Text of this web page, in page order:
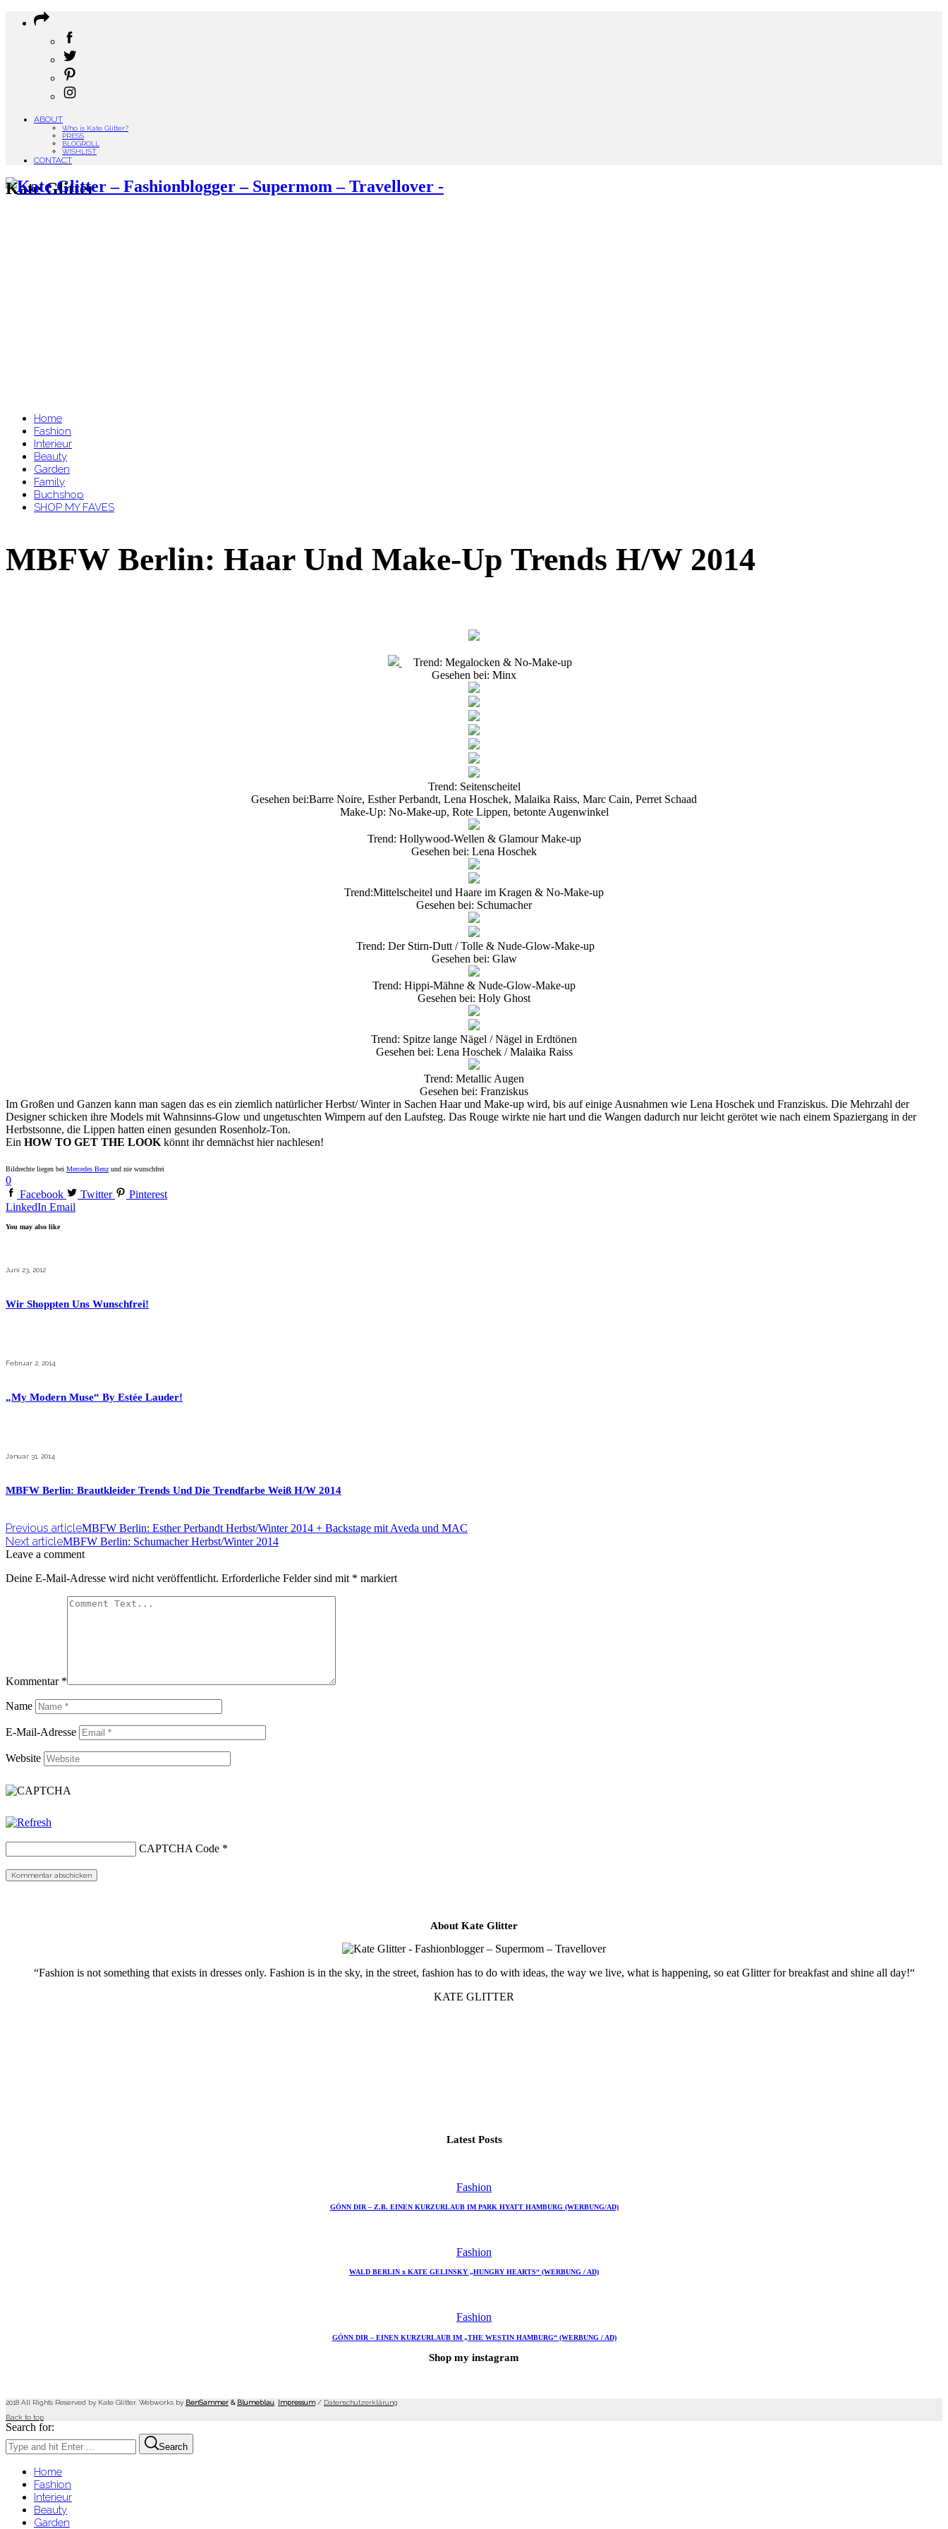
ABOUT
Who is Kate Glitter?
PRESS
BLOGROLL
WISHLIST
CONTACT
Kate Glitter
Home
Fashion
Interieur
Beauty
Garden
Family
Buchshop
SHOP MY FAVES
MBFW Berlin: Haar Und Make-Up Trends H/W 2014
Trend: Megalocken & No-Make-up
Gesehen bei: Minx
Trend: Seitenscheitel
Gesehen bei:Barre Noire, Esther Perbandt, Lena Hoschek, Malaika Raiss, Marc Cain, Perret Schaad
Make-Up: No-Make-up, Rote Lippen, betonte Augenwinkel
Trend: Hollywood-Wellen & Glamour Make-up
Gesehen bei: Lena Hoschek
Trend:Mittelscheitel und Haare im Kragen & No-Make-up
Gesehen bei: Schumacher
Trend: Der Stirn-Dutt / Tolle & Nude-Glow-Make-up
Gesehen bei: Glaw
Trend: Hippi-Mähne & Nude-Glow-Make-up
Gesehen bei: Holy Ghost
Trend: Spitze lange Nägel / Nägel in Erdtönen
Gesehen bei: Lena Hoschek / Malaika Raiss
Trend: Metallic Augen
Gesehen bei: Franziskus
Im Großen und Ganzen kann man sagen das es ein ziemlich natürlicher Herbst/ Winter in Sachen Haar und Make-up wird, bis auf einige Ausnahmen wie Lena Hoschek und Franziskus. Die Mehrzahl der
Designer schicken ihre Models mit Wahnsinns-Glow und ungetuschten Wimpern auf den Laufsteg. Das Rouge wirkte nie hart und die Wangen dadurch nur leicht gerötet wie nach einem Spaziergang in der
Herbstsonne, die Lippen hatten einen gesunden Rosenholz-Ton.
Ein HOW TO GET THE LOOK könnt ihr demnächst hier nachlesen!
Bildrechte liegen bei Mercedes Benz und nie wunschfrei
0
Facebook
Twitter
Pinterest
LinkedIn Email
You may also like
Juni 23, 2012
Wir Shoppten Uns Wunschfrei!
Februar 2, 2014
„My Modern Muse“ By Estée Lauder!
Januar 31, 2014
MBFW Berlin: Brautkleider Trends Und Die Trendfarbe Weiß H/W 2014
Previous articleMBFW Berlin: Esther Perbandt Herbst/Winter 2014 + Backstage mit Aveda und MAC
Next articleMBFW Berlin: Schumacher Herbst/Winter 2014
Leave a comment
Deine E-Mail-Adresse wird nicht veröffentlicht. Erforderliche Felder sind mit * markiert
Kommentar *
Name
E-Mail-Adresse
Website
CAPTCHA Code *
About Kate Glitter
“Fashion is not something that exists in dresses only. Fashion is in the sky, in the street, fashion has to do with ideas, the way we live, what is happening, so eat Glitter for breakfast and shine all day!“
KATE GLITTER
Latest Posts
Fashion
GÖNN DIR – Z.B. EINEN KURZURLAUB IM PARK HYATT HAMBURG (WERBUNG/AD)
Fashion
WALD BERLIN x KATE GELINSKY „HUNGRY HEARTS“ (WERBUNG / AD)
Fashion
GÖNN DIR – EINEN KURZURLAUB IM „THE WESTIN HAMBURG“ (WERBUNG / AD)
Shop my instagram
2018 All Rights Reserved by Kate Glitter. Webworks by BenSammer & Blumeblau Impressum/ Datenschutzerklärung
Back to top
Search for:
Search
Home
Fashion
Interieur
Beauty
Garden